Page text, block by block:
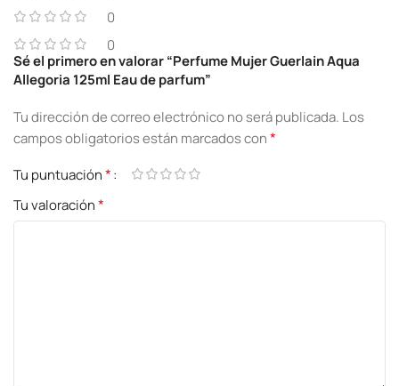
0
0
Sé el primero en valorar “Perfume Mujer Guerlain Aqua
Allegoria 125ml Eau de parfum”
Tu dirección de correo electrónico no será publicada. Los
campos obligatorios están marcados con*
Tu puntuación*
Tu valoración*